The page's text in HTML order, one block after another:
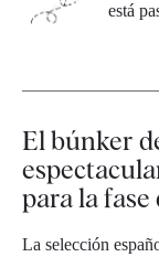
está
El búnker
para la
La selección